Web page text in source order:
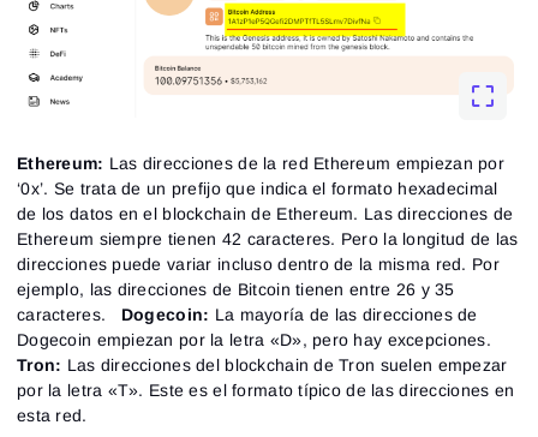
Ethereum: Las direcciones de la red Ethereum empiezan por
‘0x’. Se trata de un prefijo que indica el formato hexadecimal
de los datos en el blockchain de Ethereum. Las direcciones de
Ethereum siempre tienen 42 caracteres. Pero la longitud de las
direcciones puede variar incluso dentro de la misma red. Por
ejemplo, las direcciones de Bitcoin tienen entre 26 y 35
caracteres. Dogecoin: La mayoría de las direcciones de
Dogecoin empiezan por la letra «D», pero hay excepciones.
Tron: Las direcciones del blockchain de Tron suelen empezar
por la letra «T». Este es el formato típico de las direcciones en
esta red.